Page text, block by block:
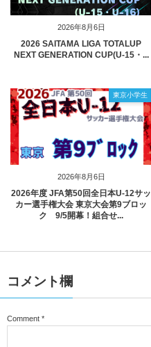
2026年8月6日
2026 SAITAMA LIGA TOTALUP
NEXT GENERATION CUP(U-15・...
2026年8月6日
東京小学生
2026年度 JFA第50回全日本U-12サッ
カー選手権大会 東京大会第9ブロッ
ク 9/5開幕！組合せ...
コメント欄
Comment *